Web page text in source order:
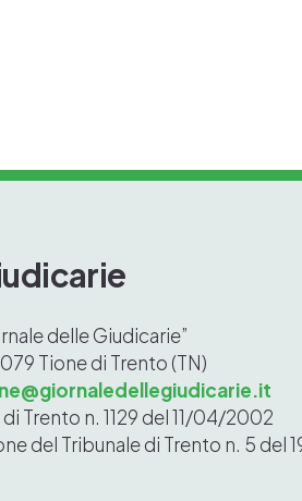
delle Giudicarie”
Tione di Trento (TN)
Trento n. 1129 del 11/04/2002
del Tribunale di Trento n. 5 del